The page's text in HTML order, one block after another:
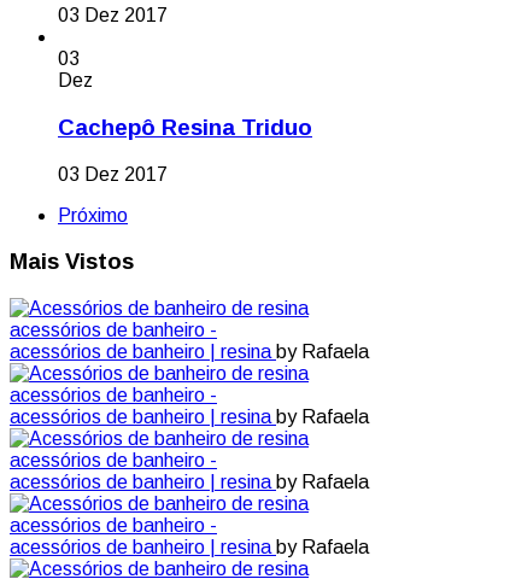
03 Dez 2017
03
Dez
Cachepô Resina Triduo
03 Dez 2017
Próximo
Mais Vistos
acessórios de banheiro -
acessórios de banheiro | resina by Rafaela
acessórios de banheiro -
acessórios de banheiro | resina by Rafaela
acessórios de banheiro -
acessórios de banheiro | resina by Rafaela
acessórios de banheiro -
acessórios de banheiro | resina by Rafaela